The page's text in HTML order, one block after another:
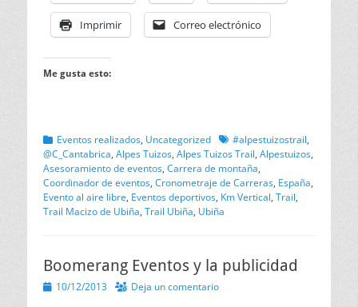
Imprimir Correo electrónico
Me gusta esto:
Categorias
Eventos realizados, Uncategorized Etiquetas
#alpestuizostrail,
@C_Cantabrica, Alpes Tuizos, Alpes Tuizos Trail, Alpestuizos,
Asesoramiento de eventos, Carrera de montaña,
Coordinador de eventos, Cronometraje de Carreras, España,
Evento al aire libre, Eventos deportivos, Km Vertical, Trail,
Trail Macizo de Ubiña, Trail Ubiña, Ubiña
Boomerang Eventos y la publicidad
Publicado
10/12/2013 Deja un comentario